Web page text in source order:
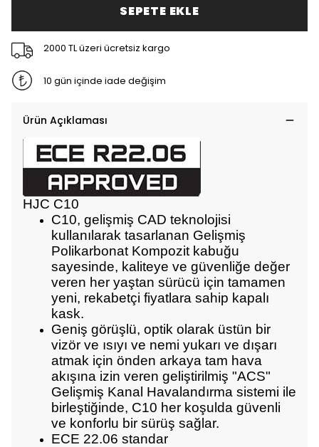
SEPETE EKLE
2000 TL üzeri ücretsiz kargo
10 gün içinde iade değişim
Ürün Açıklaması
HJC C10
C10, gelişmiş CAD teknolojisi
kullanılarak tasarlanan Gelişmiş
Polikarbonat Kompozit kabuğu
sayesinde, kaliteye ve güvenliğe değer
veren her yaştan sürücü için tamamen
yeni, rekabetçi fiyatlara sahip kapalı
kask.
Geniş görüşlü, optik olarak üstün bir
vizör ve ısıyı ve nemi yukarı ve dışarı
atmak için önden arkaya tam hava
akışına izin veren geliştirilmiş "ACS"
Gelişmiş Kanal Havalandırma sistemi ile
birleştiğinde, C10 her koşulda güvenli
ve konforlu bir sürüş sağlar.
ECE 22.06 standar